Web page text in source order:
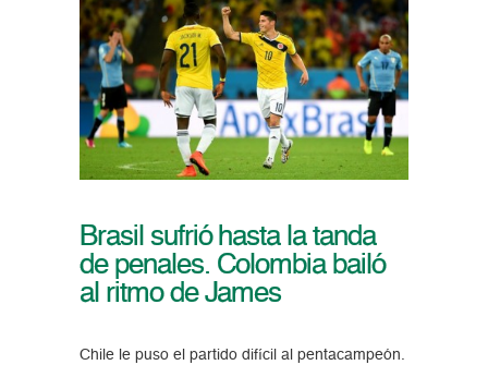
Brasil sufrió hasta la tanda
de penales. Colombia bailó
al ritmo de James
Chile le puso el partido difícil al pentacampeón.